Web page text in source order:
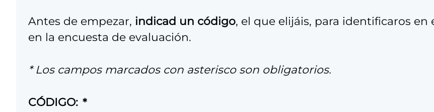
e
n
r
e
Antes de empezar, indicad un código, el que elijáis, para identificaros
en la encuesta de evaluación.
* Los campos marcados con asterisco son obligatorios.
CÓDIGO: